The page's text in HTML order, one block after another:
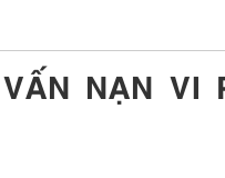
NẠN VI